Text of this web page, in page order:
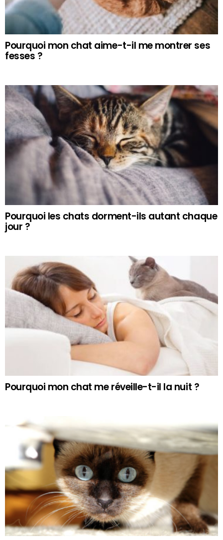
Pourquoi mon chat aime-t-il me montrer ses
fesses ?
Pourquoi les chats dorment-ils autant chaque
jour ?
Pourquoi mon chat me réveille-t-il la nuit ?